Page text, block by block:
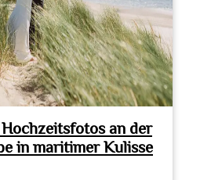
an der
in maritimer Kulisse